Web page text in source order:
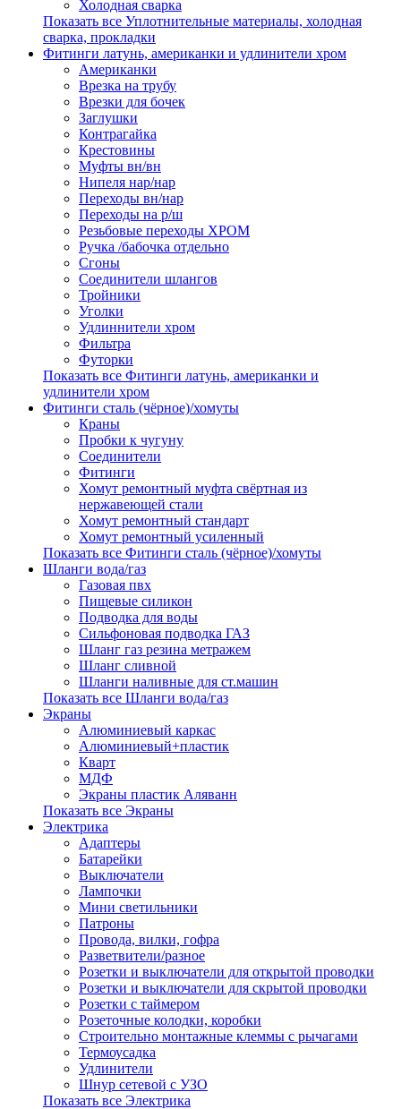
Холодная сварка
Показать все Уплотнительные материалы, холодная
сварка, прокладки
Фитинги латунь, американки и удлинители хром
Американки
Врезка на трубу
Врезки для бочек
Заглушки
Контрагайка
Крестовины
Муфты вн/вн
Нипеля нар/нар
Переходы вн/нар
Переходы на р/ш
Резьбовые переходы ХРОМ
Ручка /бабочка отдельно
Сгоны
Соединители шлангов
Тройники
Уголки
Удлиннители хром
Фильтра
Футорки
Показать все Фитинги латунь, американки и
удлинители хром
Фитинги сталь (чёрное)/хомуты
Краны
Пробки к чугуну
Соединители
Фитинги
Хомут ремонтный муфта свёртная из
нержавеющей стали
Хомут ремонтный стандарт
Хомут ремонтный усиленный
Показать все Фитинги сталь (чёрное)/хомуты
Шланги вода/газ
Газовая пвх
Пищевые силикон
Подводка для воды
Сильфоновая подводка ГАЗ
Шланг газ резина метражем
Шланг сливной
Шланги наливные для ст.машин
Показать все Шланги вода/газ
Экраны
Алюминиевый каркас
Алюминиевый+пластик
Кварт
МДФ
Экраны пластик Аляванн
Показать все Экраны
Электрика
Адаптеры
Батарейки
Выключатели
Лампочки
Мини светильники
Патроны
Провода, вилки, гофра
Разветвители/разное
Розетки и выключатели для открытой проводки
Розетки и выключатели для скрытой проводки
Розетки с таймером
Розеточные колодки, коробки
Строительно монтажные клеммы с рычагами
Термоусадка
Удлинители
Шнур сетевой с УЗО
Показать все Электрика